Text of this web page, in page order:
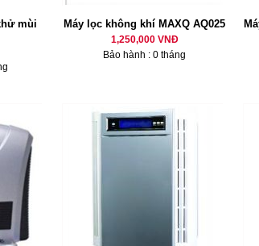
mùi
Máy lọc không khí MAXQ AQ025
1,250,000 VNĐ
Bảo hành : 0 tháng